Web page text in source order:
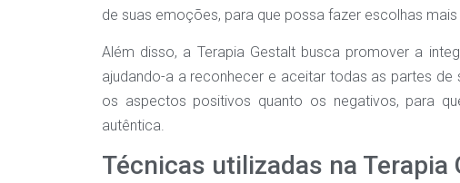
de suas emoções, para que possa fazer escolhas
Além disso, a Terapia Gestalt busca promover a
ajudando-a a reconhecer e aceitar todas as partes
os aspectos positivos quanto os negativos, para
autêntica.
Técnicas utilizadas na Terapia